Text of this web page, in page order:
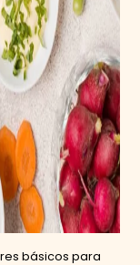
básicos para